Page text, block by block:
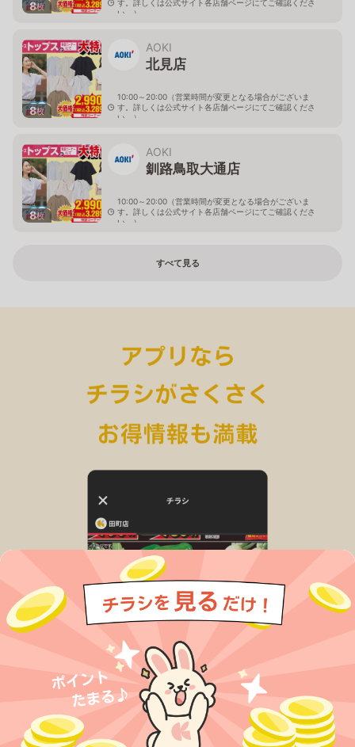
8枚
す。詳しくは公式サイト各店舗ページにてご確認くださ
い。）
8枚
AOKI
北見店
10:00～20:00（営業時間が変更となる場合がございま
す。詳しくは公式サイト各店舗ページにてご確認くださ
い。）
8枚
AOKI
釧路鳥取大通店
10:00～20:00（営業時間が変更となる場合がございま
す。詳しくは公式サイト各店舗ページにてご確認くださ
い。）
すべて見る